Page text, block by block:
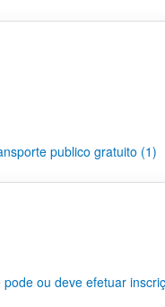
publico gratuito (1)
ou deve efetuar